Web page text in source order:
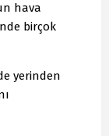
hava
birçok
yerinden